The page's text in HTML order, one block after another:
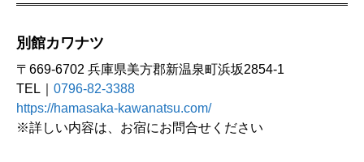
別館カワナツ
〒669-6702 兵庫県美方郡新温泉町浜坂2854-1
TEL｜ 0796-82-3388
https://hamasaka-kawanatsu.com/
※詳しい内容は、お宿にお問合せください